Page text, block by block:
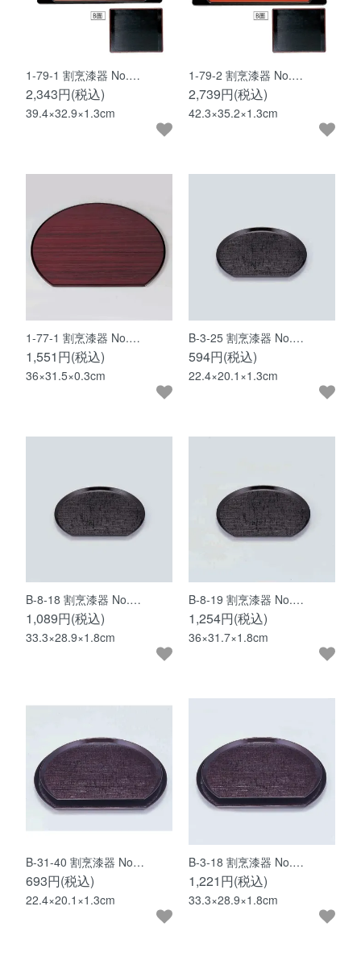
1-79-1 割烹漆器 No.…
2,343円(税込)
39.4×32.9×1.3cm
1-79-2 割烹漆器 No.…
2,739円(税込)
42.3×35.2×1.3cm
1-77-1 割烹漆器 No.…
1,551円(税込)
36×31.5×0.3cm
B-3-25 割烹漆器 No.…
594円(税込)
22.4×20.1×1.3cm
B-8-18 割烹漆器 No.…
1,089円(税込)
33.3×28.9×1.8cm
B-8-19 割烹漆器 No.…
1,254円(税込)
36×31.7×1.8cm
B-31-40 割烹漆器 No…
693円(税込)
22.4×20.1×1.3cm
B-3-18 割烹漆器 No.…
1,221円(税込)
33.3×28.9×1.8cm